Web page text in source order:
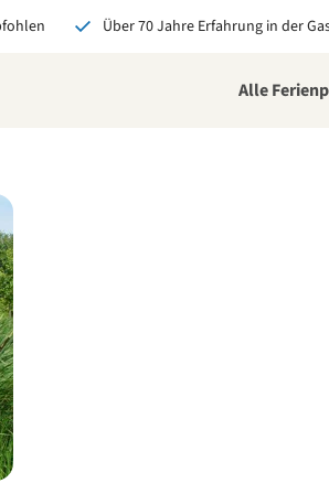
Über 70 Jahre Erfahrung in der
Alle